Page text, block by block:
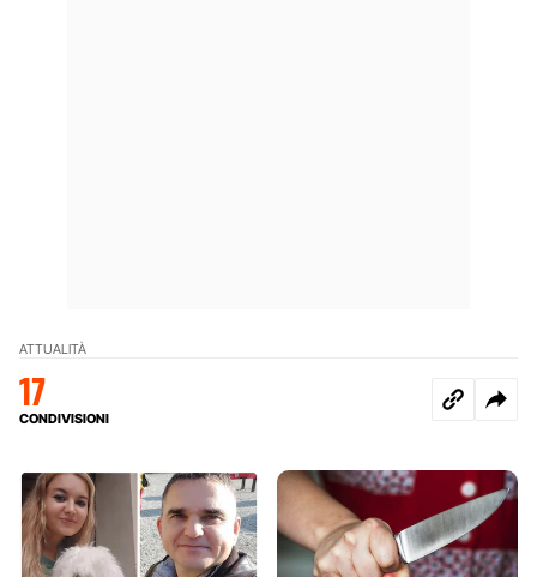
ATTUALITÀ
17
CONDIVISIONI